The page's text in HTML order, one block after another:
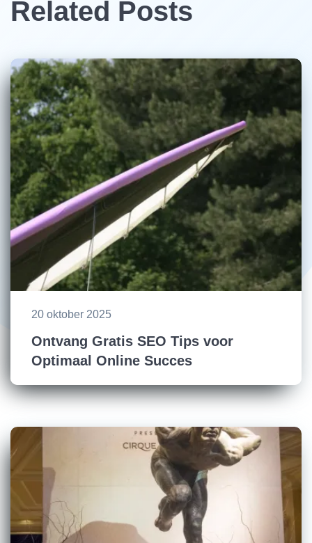
Related Posts
20 oktober 2025
Ontvang Gratis SEO Tips voor
Optimaal Online Succes